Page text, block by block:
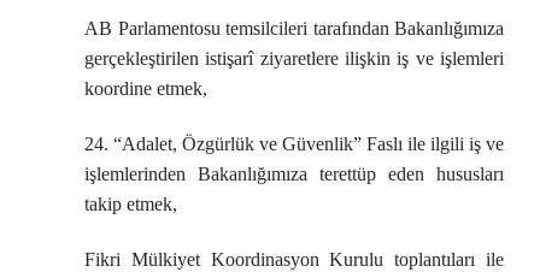
AB Parlamentosu temsilcileri tarafından Bakanlığımıza
gerçekleştirilen istişarî ziyaretlere ilişkin iş ve işlemleri
koordine etmek,
24. “Adalet, Özgürlük ve Güvenlik” Faslı ile ilgili iş ve
işlemlerinden Bakanlığımıza terettüp eden hususları
takip etmek,
Fikri Mülkiyet Koordinasyon Kurulu toplantıları ile